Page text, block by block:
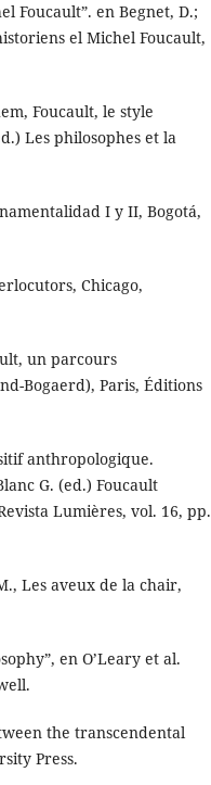
Foucault”. en Begnet, D.;
el Michel Foucault,
Foucault, le style
Les philosophes et la
I y II, Bogotá,
Chicago,
un parcours
Bogaerd), Paris, Éditions
anthropologique.
G. (ed.) Foucault
Lumières, vol. 16, pp.
Les aveux de la chair,
en O’Leary et al.
the transcendental
Press.